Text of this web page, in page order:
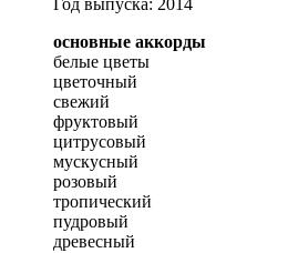
Год выпуска: 2014
основные аккорды
белые цветы
цветочный
свежий
фруктовый
цитрусовый
мускусный
розовый
тропический
пудровый
древесный